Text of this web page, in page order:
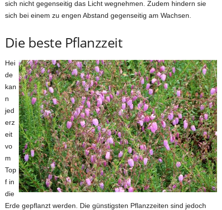
sich nicht gegenseitig das Licht wegnehmen. Zudem hindern sie
sich bei einem zu engen Abstand gegenseitig am Wachsen.
Die beste Pflanzzeit
Hei
de
kan
n
jed
erz
eit
vo
m
Top
f in
die
Erde gepflanzt werden. Die günstigsten Pflanzzeiten sind jedoch